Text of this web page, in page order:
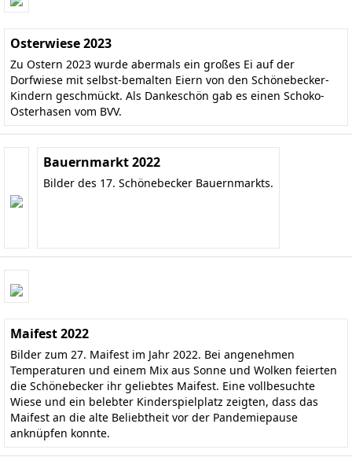
Osterwiese 2023
Zu Ostern 2023 wurde abermals ein großes Ei auf der
Dorfwiese mit selbst-bemalten Eiern von den Schönebecker-
Kindern geschmückt. Als Dankeschön gab es einen Schoko-
Osterhasen vom BVV.
Bauernmarkt 2022
Bilder des 17. Schönebecker Bauernmarkts.
Maifest 2022
Bilder zum 27. Maifest im Jahr 2022. Bei angenehmen
Temperaturen und einem Mix aus Sonne und Wolken feierten
die Schönebecker ihr geliebtes Maifest. Eine vollbesuchte
Wiese und ein belebter Kinderspielplatz zeigten, dass das
Maifest an die alte Beliebtheit vor der Pandemiepause
anknüpfen konnte.